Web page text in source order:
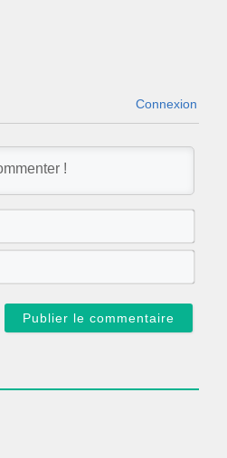
Connexion
N
m
E